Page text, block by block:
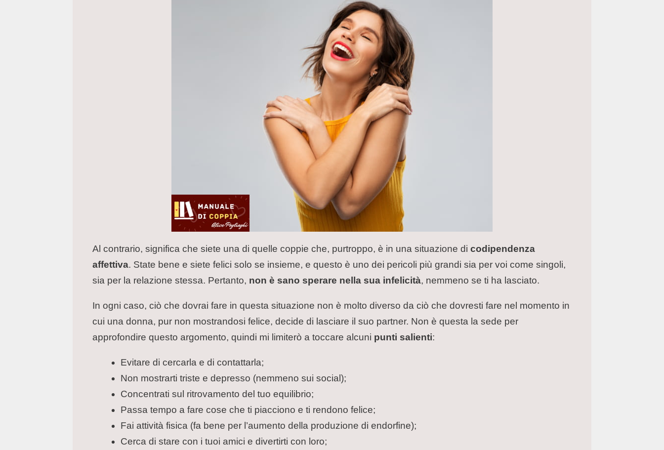
Al contrario, significa che siete una di quelle coppie che, purtroppo, è in una situazione di codipendenza
affettiva. State bene e siete felici solo se insieme, e questo è uno dei pericoli più grandi sia per voi come singoli,
sia per la relazione stessa. Pertanto, non è sano sperare nella sua infelicità, nemmeno se ti ha lasciato.
In ogni caso, ciò che dovrai fare in questa situazione non è molto diverso da ciò che dovresti fare nel momento in
cui una donna, pur non mostrandosi felice, decide di lasciare il suo partner. Non è questa la sede per
approfondire questo argomento, quindi mi limiterò a toccare alcuni punti salienti:
Evitare di cercarla e di contattarla;
Non mostrarti triste e depresso (nemmeno sui social);
Concentrati sul ritrovamento del tuo equilibrio;
Passa tempo a fare cose che ti piacciono e ti rendono felice;
Fai attività fisica (fa bene per l’aumento della produzione di endorfine);
Cerca di stare con i tuoi amici e divertirti con loro;